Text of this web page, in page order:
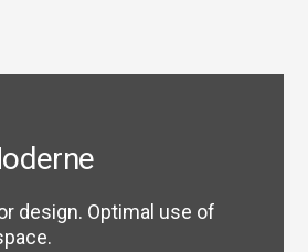
design. Optimal use of